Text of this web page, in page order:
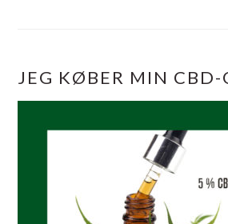
JEG KØBER MIN CBD-